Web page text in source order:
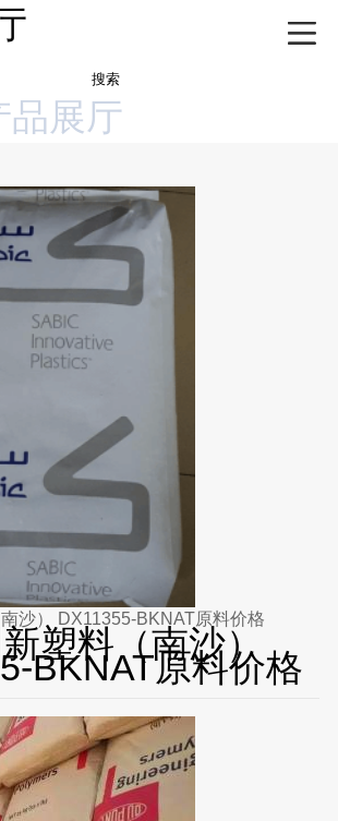
搜索
品展厅
沙） DX11355-BKNAT原料价格
塑料（南沙）
BKNAT原料价格